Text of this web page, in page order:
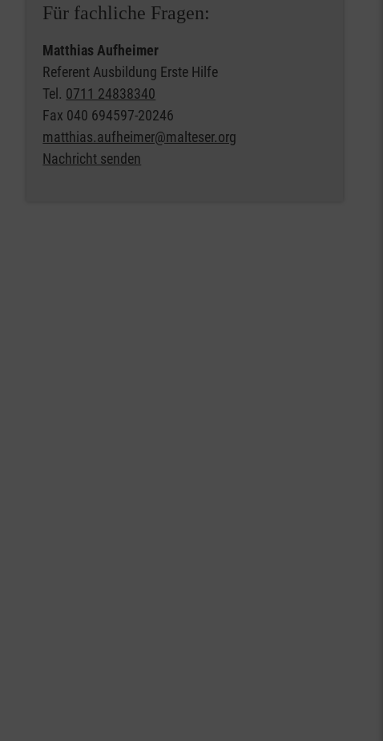
Für fachliche Fragen:
Matthias Aufheimer
Referent Ausbildung Erste Hilfe
Tel. 0711 24838340
Fax 040 694597-20246
matthias.aufheimer@malteser.org
Nachricht senden